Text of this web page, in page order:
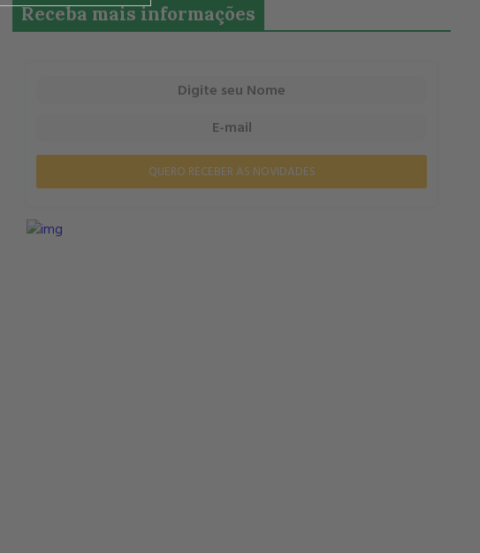
Receba mais informações
QUERO RECEBER AS NOVIDADES